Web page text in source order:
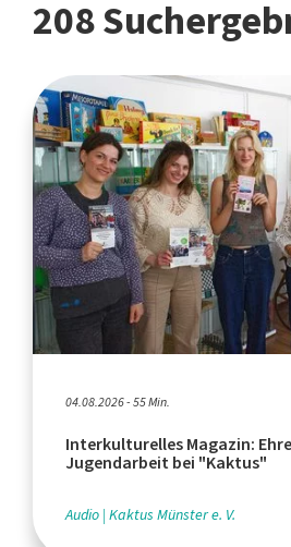
208
04.08.2026 - 55 Min.
Interkulturelles Magazin:
Jugendarbeit bei "Kaktus"
Audio Kaktus Münster e. V.